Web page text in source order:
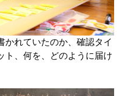
かれていたのか、確認タイ
ト、何を、どのように届け